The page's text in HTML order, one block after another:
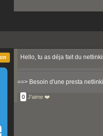
Hello, tu as déja fait du
==> Besoin d'une presta
0 J'aime ❤️